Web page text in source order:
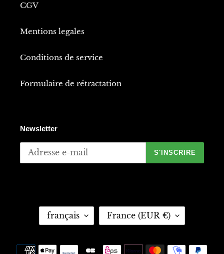
CGV
Mentions legales
Conditions de service
Formulaire de rétractation
Newsletter
S'INSCRIRE
G
français France (EUR €)
Moyens